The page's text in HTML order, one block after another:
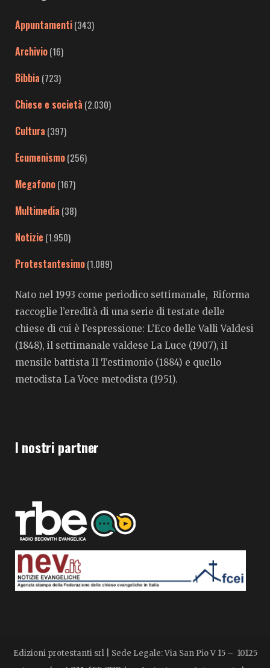
Appuntamenti(343)
Archivio(16)
Bibbia (723)
Chiese e società (2.030)
Cultura (397)
Ecumenismo(256)
Megafono(167)
Multimedia (38)
Notizie (1.950)
Protestantesimo(1.089)
Nato nel 1993 come periodico settimanale, Riforma
raccoglie l’eredità di una serie di testate delle
chiese di cui è l’espressione: L’Eco delle Valli Valdesi
(1848), il settimanale valdese La Luce (1907), il
mensile battista Il Testimonio (1884) e quello
metodista La Voce metodista (1951).
I nostri partner
Edizioni protestanti srl | Sede Legale: Via San Pio V 15 – 10125